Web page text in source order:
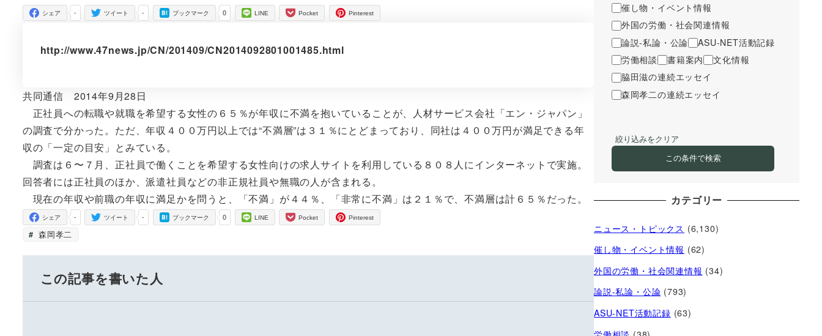
-
シェア -
ツイート 0
ブックマーク LINE Pocket Pinterest
http://www.47news.jp/CN/201409/CN2014092801001485.html
共同通信 2014年9月28日
正社員への転職や就職を希望する女性の６５％が年収に不満を抱いていることが、人材サービス会社「エン・ジャパン」
の調査で分かった。ただ、年収４００万円以上では“不満層”は３１％にとどまっており、同社は４００万円が満足できる年
収の「一定の目安」とみている。
調査は６〜７月、正社員で働くことを希望する女性向けの求人サイトを利用している８０８人にインターネットで実施。
回答者には正社員のほか、派遣社員などの非正規社員や無職の人が含まれる。
現在の年収や前職の年収に満足かを問うと、「不満」が４４％、「非常に不満」は２１％で、不満層は計６５％だった。
-
シェア -
ツイート 0
ブックマーク LINE Pocket Pinterest
森岡孝二
この記事を書いた人
催し物・イベント情報
外国の労働・社会関連情報
論説-私論・公論
ASU-NET活動記録
労働相談
書籍案内
文化情報
脇田滋の連続エッセイ
森岡孝二の連続エッセイ
絞り込みをクリア
この条件で検索
カテゴリー
ニュース・トピックス (6,130)
催し物・イベント情報 (62)
外国の労働・社会関連情報 (34)
論説-私論・公論 (793)
ASU-NET活動記録 (63)